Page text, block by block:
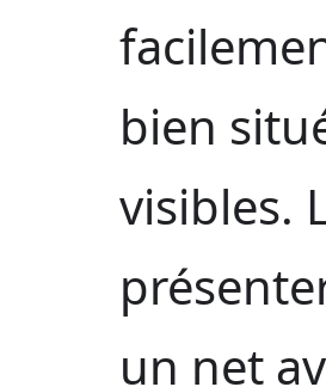
bien
visibles.
un net